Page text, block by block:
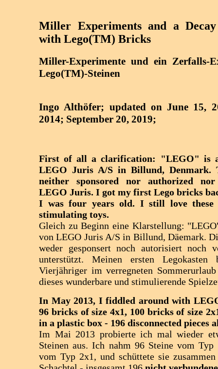
Miller Experiments and a
with Lego(TM) Bricks
Miller-Experimente und ein Zerfalls-
Lego(TM)-Steinen
Ingo Althöfer; updated on June 15,
2014; September 20, 2019;
First of all a clarification: "LEGO" is
LEGO Juris A/S in Billund, Denmark.
neither sponsored nor authorized
LEGO Juris. I got my first Lego bricks
I was four years old. I still love these
stimulating toys.
Gleich zu Beginn eine Klarstellung:
von LEGO Juris A/S in Billund, Däemark.
weder gesponsert noch autorisiert noch
unterstützt. Meinen ersten
Vierjähriger im verregneten
dieses wunderbare und stimulierende
In May 2013, I fiddled around with
96 bricks of size 4x1, 100 bricks of size
in a plastic box - 196 disconnected pieces
Im Mai 2013 probierte ich mal wieder
Steinen aus. Ich nahm 96 Steine vom Typ
vom Typ 2x1, und schüttete sie